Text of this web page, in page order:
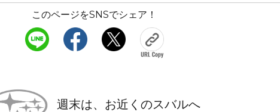
このページをSNSでシェア！
週末は、お近くのスバルへ